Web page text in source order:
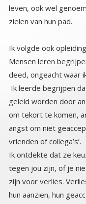
leven, ook wel
zielen van hun pad.
Ik volgde ook
Mensen leren
deed, ongeacht waar
Ik leerde begrijpen
geleid worden door
om tekort te komen,
angst om niet
vrienden of collega’s’.
Ik ontdekte dat ze
tegen jou zijn, of je
zijn voor verlies.
hun aanzien, hun